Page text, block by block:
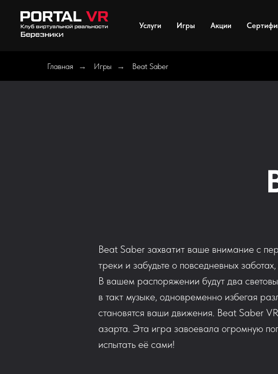
Услуги Игры Акции
Главная → Игры → Beat Saber
Beat Saber захватит ваше внимание с
треки и забудьте о повседневных
В вашем распоряжении будут два
в такт музыке, одновременно избегая
становятся ваши движения. Beat Saber
азарта. Эта игра завоевала огромную
испытать её сами!